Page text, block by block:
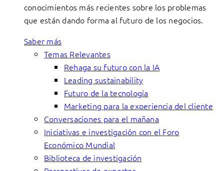
conocimientos más recientes sobre los problemas
que están dando forma al futuro de los negocios.
Saber más
Temas Relevantes
Rehaga su futuro con la IA
Leading sustainability
Futuro de la tecnología
Marketing para la experiencia del cliente
Conversaciones para el mañana
Iniciativas e investigación con el Foro
Económico Mundial
Biblioteca de investigación